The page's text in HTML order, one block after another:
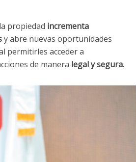
propiedad incrementa
y abre nuevas oportunidades
permitirles acceder a
de manera legal y segura.